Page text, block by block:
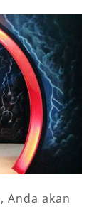
Anda akan